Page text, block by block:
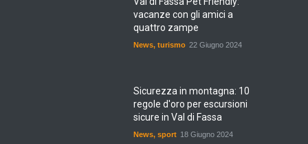
vacanze con gli amici a
quattro zampe
News, turismo 22 Giugno 2024
Sicurezza in montagna: 10
regole d'oro per escursioni
sicure in Val di Fassa
News, sport 18 Giugno 2024